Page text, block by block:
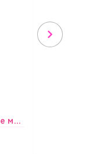
шары Сине-бело-голубые металлик